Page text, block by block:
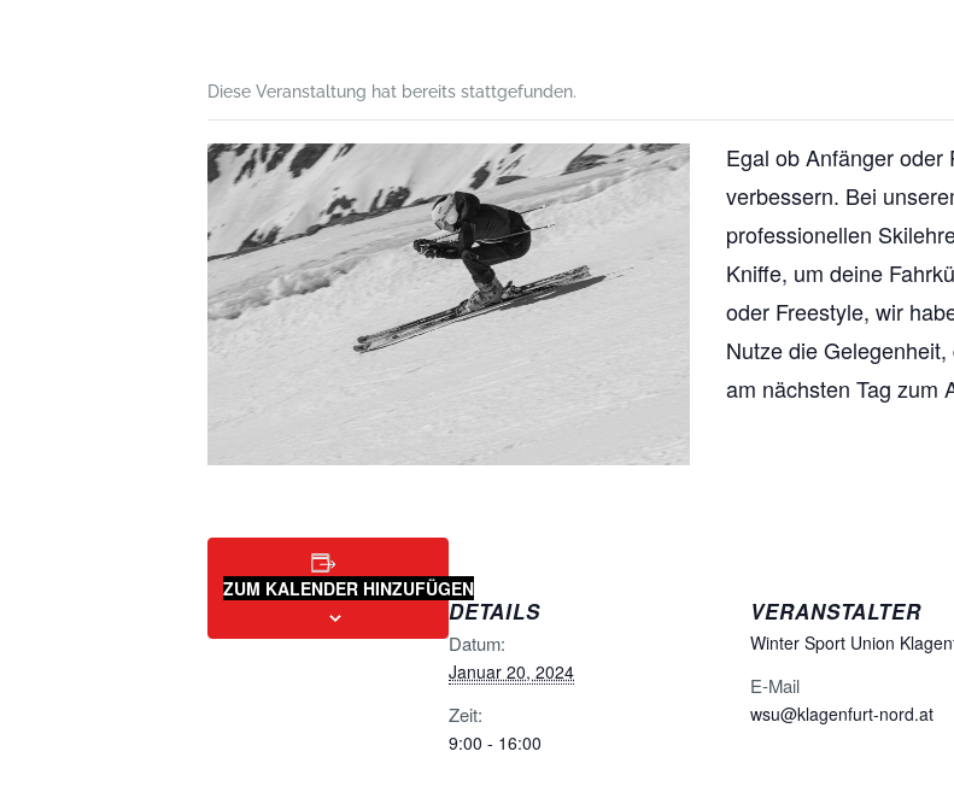
Diese Veranstaltung hat bereits stattgefunden.
Egal ob Anfänger oder
verbessern. Bei
professionellen
Kniffe, um deine
oder Freestyle, wir
Nutze die
am nächsten Tag zum
ZUM KALENDER HINZUFÜGEN
DETAILS
Datum:
Januar 20, 2024
Zeit:
9:00 - 16:00
VERANSTALTER
Winter Sport Union
E-Mail
wsu@klagenfurt-nord.at